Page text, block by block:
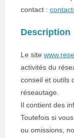
contact :
Description
Le site
activités du
conseil et outils
réseautage.
Il contient des
Toutefois si
ou omissions,